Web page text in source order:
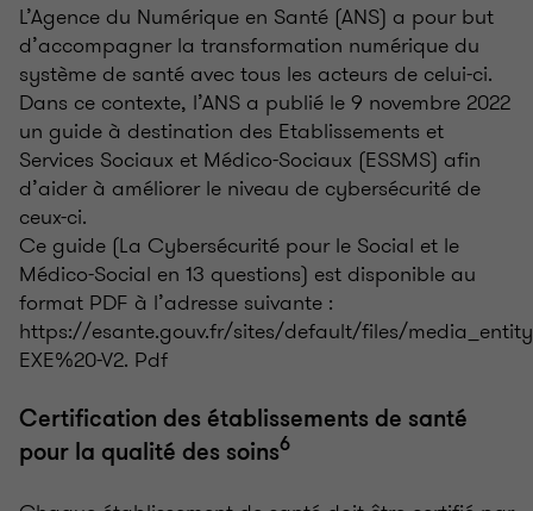
L’Agence du Numérique en Santé (ANS) a pour but
d’accompagner la transformation numérique du
système de santé avec tous les acteurs de celui-ci.
Dans ce contexte, l’ANS a publié le 9 novembre 2022
un guide à destination des Etablissements et
Services Sociaux et Médico-Sociaux (ESSMS) afin
d’aider à améliorer le niveau de cybersécurité de
ceux-ci.
Ce guide (La Cybersécurité pour le Social et le
Médico-Social en 13 questions) est disponible au
format PDF à l’adresse suivante :
https://esante.gouv.fr/sites/default/files/media_entity/
EXE%20-V2. Pdf
Certification des établissements de santé
pour la qualité des soins6